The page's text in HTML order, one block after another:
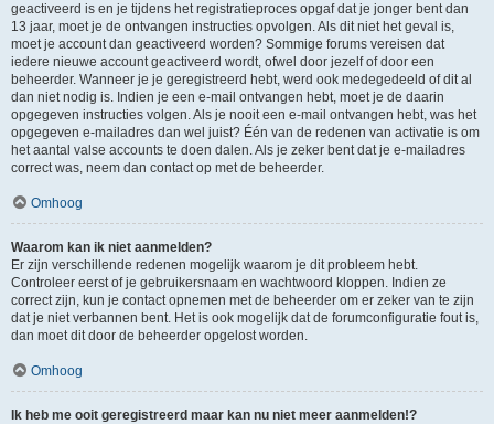
geactiveerd is en je tijdens het registratieproces opgaf dat je jonger bent dan
13 jaar, moet je de ontvangen instructies opvolgen. Als dit niet het geval is,
moet je account dan geactiveerd worden? Sommige forums vereisen dat
iedere nieuwe account geactiveerd wordt, ofwel door jezelf of door een
beheerder. Wanneer je je geregistreerd hebt, werd ook medegedeeld of dit al
dan niet nodig is. Indien je een e-mail ontvangen hebt, moet je de daarin
opgegeven instructies volgen. Als je nooit een e-mail ontvangen hebt, was het
opgegeven e-mailadres dan wel juist? Één van de redenen van activatie is om
het aantal valse accounts te doen dalen. Als je zeker bent dat je e-mailadres
correct was, neem dan contact op met de beheerder.
Omhoog
Waarom kan ik niet aanmelden?
Er zijn verschillende redenen mogelijk waarom je dit probleem hebt.
Controleer eerst of je gebruikersnaam en wachtwoord kloppen. Indien ze
correct zijn, kun je contact opnemen met de beheerder om er zeker van te zijn
dat je niet verbannen bent. Het is ook mogelijk dat de forumconfiguratie fout is,
dan moet dit door de beheerder opgelost worden.
Omhoog
Ik heb me ooit geregistreerd maar kan nu niet meer aanmelden!?